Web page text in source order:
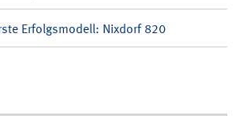
Erfolgsmodell: Nixdorf 820